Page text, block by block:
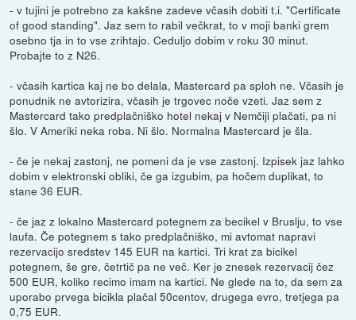
- v tujini je potrebno za kakšne zadeve včasih dobiti t.i. "Certificate
of good standing". Jaz sem to rabil večkrat, to v moji banki grem
osebno tja in to vse zrihtajo. Ceduljo dobim v roku 30 minut.
Probajte to z N26.
- včasih kartica kaj ne bo delala, Mastercard pa sploh ne. Včasih je
ponudnik ne avtorizira, včasih je trgovec noče vzeti. Jaz sem z
Mastercard tako predplačniško hotel nekaj v Nemčiji plačati, pa ni
šlo. V Ameriki neka roba. Ni šlo. Normalna Mastercard je šla.
- če je nekaj zastonj, ne pomeni da je vse zastonj. Izpisek jaz lahko
dobim v elektronski obliki, če ga izgubim, pa hočem duplikat, to
stane 36 EUR.
- če jaz z lokalno Mastercard potegnem za becikel v Bruslju, to vse
laufa. Če potegnem s tako predplačniško, mi avtomat napravi
rezervacijo sredstev 145 EUR na kartici. Tri krat za bicikel
potegnem, še gre, četrtič pa ne več. Ker je znesek rezervacij čez
500 EUR, koliko recimo imam na kartici. Ne glede na to, da sem za
uporabo prvega bicikla plačal 50centov, drugega evro, tretjega pa
0,75 EUR.